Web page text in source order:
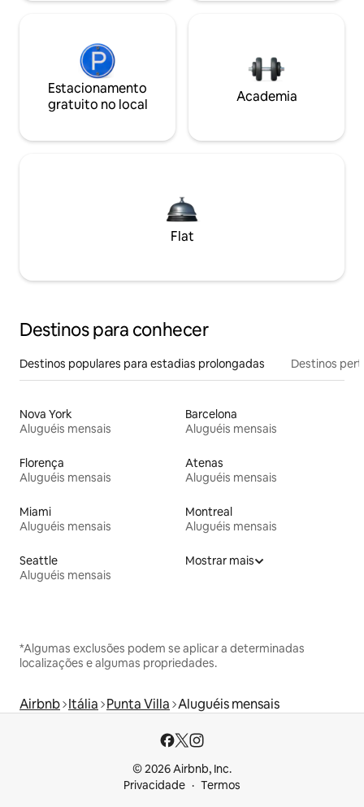
Estacionamento
gratuito no local
Academia
Flat
Destinos para conhecer
Destinos populares para estadias prolongadas Destinos
Nova York
Aluguéis mensais
Barcelona
Aluguéis mensais
Florença
Aluguéis mensais
Atenas
Aluguéis mensais
Miami
Aluguéis mensais
Montreal
Aluguéis mensais
Seattle
Aluguéis mensais
Mostrar mais
*Algumas exclusões podem se aplicar a determinadas
localizações e algumas propriedades.
Airbnb Itália Punta Villa Aluguéis mensais
© 2026 Airbnb, Inc.
Privacidade
Termos